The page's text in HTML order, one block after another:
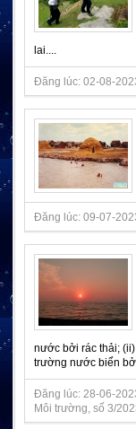
lai....
Đăng lúc: 02-08-
Đăng lúc: 09-07-
nước bởi rác thải;
trường nước biển
Đăng lúc: 28-06-
Môi trường, số 3/